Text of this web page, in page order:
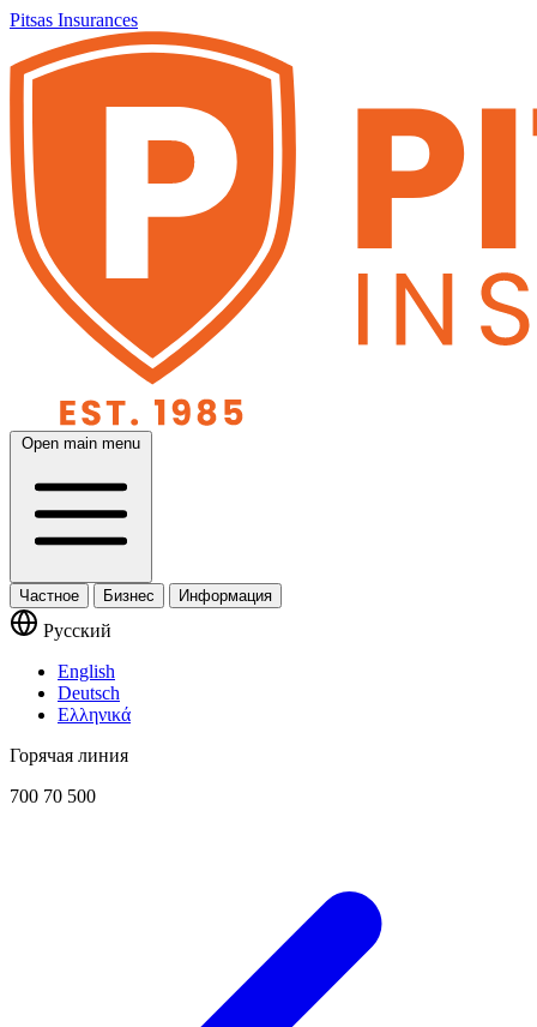
Pitsas Insurances
Open main menu
Частное Бизнес Информация
Русский
English
Deutsch
Ελληνικά
Горячая линия
700 70 500